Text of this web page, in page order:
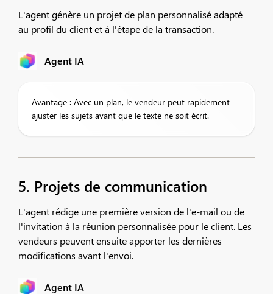
L'agent génère un projet de plan personnalisé adapté
au profil du client et à l'étape de la transaction.
Agent IA
Avantage : Avec un plan, le vendeur peut rapidement
ajuster les sujets avant que le texte ne soit écrit.
5. Projets de communication
L'agent rédige une première version de l'e-mail ou de
l'invitation à la réunion personnalisée pour le client. Les
vendeurs peuvent ensuite apporter les dernières
modifications avant l'envoi.
Agent IA